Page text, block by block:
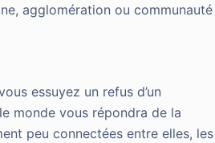
agglomération ou communauté
essuyez un refus d’un
monde vous répondra de la
peu connectées entre elles, les